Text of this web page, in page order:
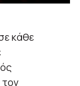
κάθε